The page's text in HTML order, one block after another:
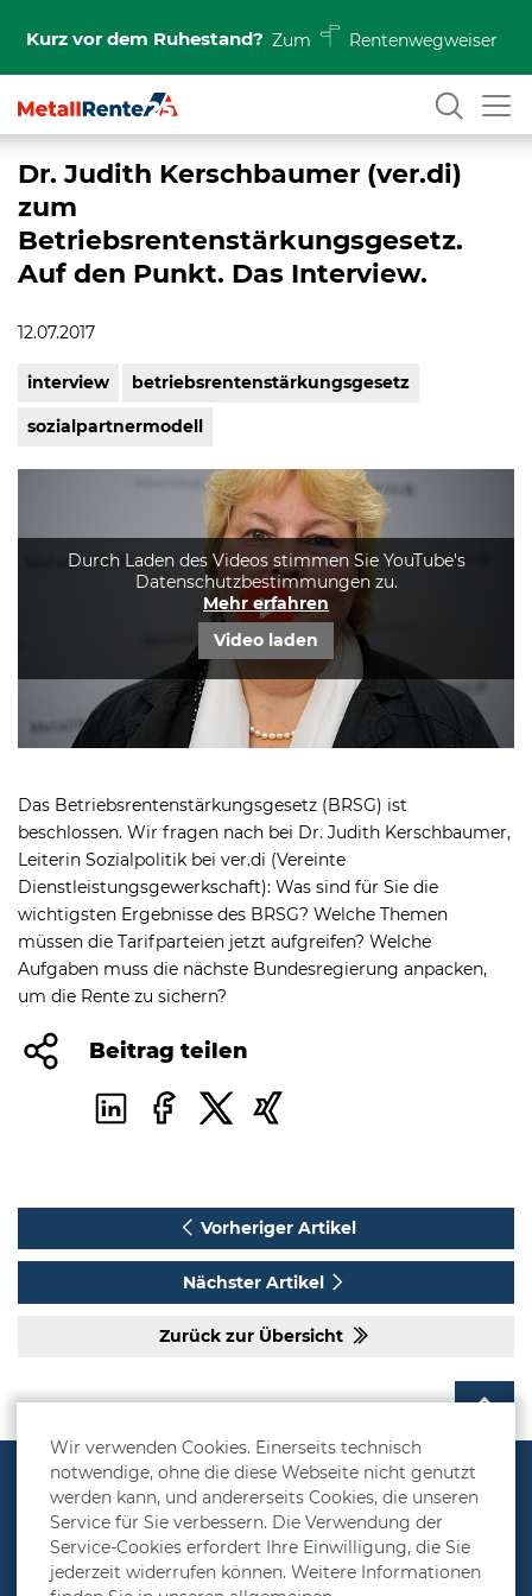
Wir verwenden Cookies. Einerseits technisch
notwendige, ohne die diese Webseite nicht genutzt
werden kann, und andererseits Cookies, die unseren
Service für Sie verbessern. Die Verwendung der
Service-Cookies erfordert Ihre Einwilligung, die Sie
jederzeit widerrufen können. Weitere Informationen
Kurz vor dem Ruhestand? Zum Rentenwegweiser
Dr. Judith Kerschbaumer (ver.di)
zum
Betriebsrentenstärkungsgesetz.
Auf den Punkt. Das Interview.
12.07.2017
interview betriebsrentenstärkungsgesetz
sozialpartnermodell
Mute Settings
Play
Durch Laden des Videos stimmen Sie YouTube's
Datenschutzbestimmungen zu.
Mehr erfahren
Video laden
Das Betriebsrentenstärkungsgesetz (BRSG) ist
beschlossen. Wir fragen nach bei Dr. Judith Kerschbaumer,
Leiterin Sozialpolitik bei ver.di (Vereinte
Dienstleistungsgewerkschaft): Was sind für Sie die
wichtigsten Ergebnisse des BRSG? Welche Themen
müssen die Tarifparteien jetzt aufgreifen? Welche
Aufgaben muss die nächste Bundesregierung anpacken,
um die Rente zu sichern?
Beitrag teilen
Vorheriger Artikel
Nächster Artikel
Zurück zur Übersicht
Vorsorgelösungen
Rechner
Über MetallRente